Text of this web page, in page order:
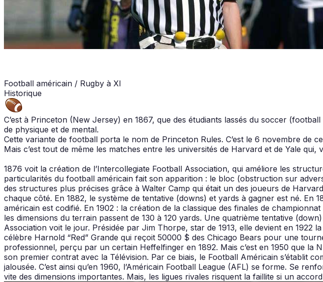
Football américain / Rugby à XI
Historique
C’est à Princeton (New Jersey) en 1867, que des étudiants lassés du soccer
de physique et de mental.
Cette variante de football porta le nom de Princeton Rules. C’est le 6 novembre de
Mais c’est tout de même les matches entre les universités de Harvard et de Yale
1876 voit la création de l’Intercollegiate Football Association, qui améliore les
particularités du football américain fait son apparition : le bloc (obstruction sur
des structures plus précises grâce à Walter Camp qui était un des joueurs de
chaque côté. En 1882, le système de tentative (downs) et yards à gagner est né. En
américain est codifié. En 1902 : la création de la classique des finales de
les dimensions du terrain passent de 130 à 120 yards. Une quatrième tentative
Association voit le jour. Présidée par Jim Thorpe, star de 1913, elle devient en
célèbre Harnold “Red” Grande qui reçoit 50000 $ des Chicago Bears pour une
professionnel, perçu par un certain Heffelfinger en 1892. Mais c’est en 1950 que
son premier contrat avec la Télévision. Par ce biais, le Football Américain s’établit
jalousée. C’est ainsi qu’en 1960, l’Américain Football League (AFL) se forme. Se
vite des dimensions importantes. Mais, les ligues rivales risquent la faillite si un